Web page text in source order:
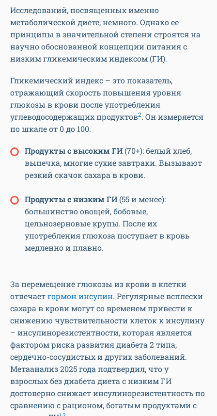
Исследований, посвященных именно
метаболической диете, немного. Однако ее
принципы в значительной степени строятся на
научно обоснованной концепции питания с
низким гликемическим индексом (ГИ).
Гликемический индекс – это показатель,
отражающий скорость повышения уровня
глюкозы в крови после употребления
углеводосодержащих продуктов2. Он измеряется
по шкале от 0 до 100.
Продукты с высоким ГИ (70+): белый хлеб,
выпечка, многие сухие завтраки. Вызывают
резкий скачок сахара в крови.
Продукты с низким ГИ (55 и менее):
большинство овощей, бобовые,
цельнозерновые крупы. После их
употребления глюкоза поступает в кровь
медленно и плавно.
За перемещение глюкозы из крови в клетки
отвечаетгормон инсулин. Регулярные всплески
сахара в крови могут со временем привести к
снижению чувствительности клеток к инсулину
– инсулинорезистентности, которая является
фактором риска развития диабета 2 типа,
сердечно-сосудистых и других заболеваний.
Метаанализ 2025 года подтвердил, что у
взрослых без диабета диета с низким ГИ
достоверно снижает инсулинорезистентность по
сравнению с рационом, богатым продуктами с